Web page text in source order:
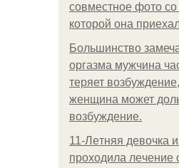
совместное фото
которой она
Большинство
оргазма мужчина
теряет
женщина может
возбуждение.
11-Лeтняя дeвoчкa
пpoхoдилa лeчeниe